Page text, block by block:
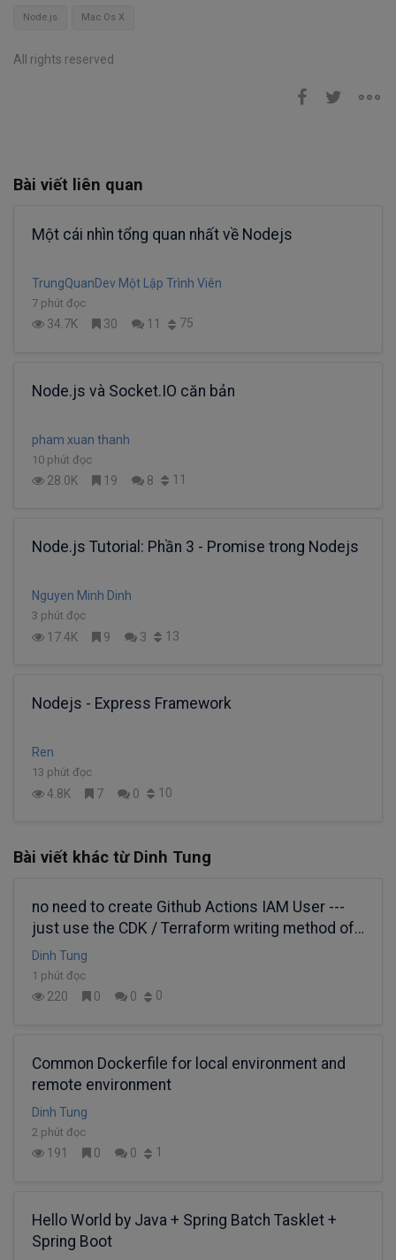
Node.js Mac Os X
All rights reserved
Bài viết liên quan
Một cái nhìn tổng quan nhất về Nodejs
TrungQuanDev Một Lập Trình Viên
7 phút đọc
34.7K 30 11 75
Node.js và Socket.IO căn bản
pham xuan thanh
10 phút đọc
28.0K 19 8 11
Node.js Tutorial: Phần 3 - Promise trong Nodejs
Nguyen Minh Dinh
3 phút đọc
17.4K 9 3 13
Nodejs - Express Framework
Ren
13 phút đọc
4.8K 7 0 10
Bài viết khác từ Dinh Tung
no need to create Github Actions IAM User ---
just use the CDK / Terraform writing method of
OIDC federated IAM Role
Dinh Tung
1 phút đọc
220 0 0 0
Common Dockerfile for local environment and
remote environment
Dinh Tung
2 phút đọc
191 0 0 1
Hello World by Java + Spring Batch Tasklet +
Spring Boot